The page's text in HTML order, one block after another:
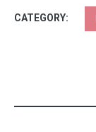
CATEGORY: